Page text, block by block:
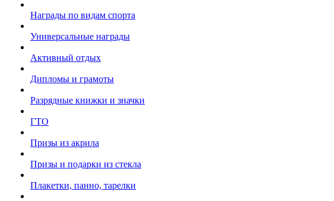
Награды по видам спорта
Универсальные награды
Активный отдых
Дипломы и грамоты
Разрядные книжки и значки
ГТО
Призы из акрила
Призы и подарки из стекла
Плакетки, панно, тарелки